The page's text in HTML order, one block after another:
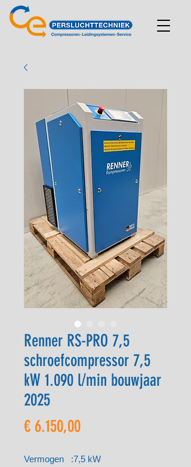
Renner RS-PRO 7,5
schroefcompressor 7,5
kW 1.090 l/min bouwjaar
2025
€ 6.150,00Prijs
Vermogen :7,5 kW